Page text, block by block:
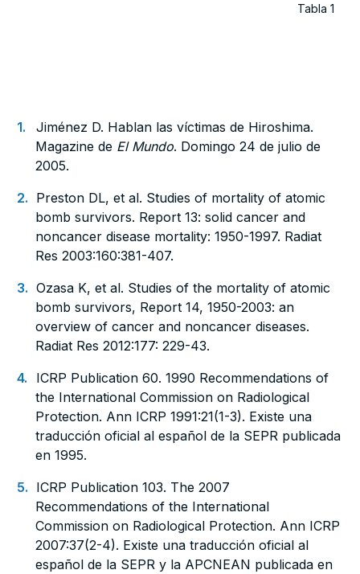
Tabla 1
Jiménez D. Hablan las víctimas de Hiroshima.
Magazine de El Mundo. Domingo 24 de julio de
2005.
Preston DL, et al. Studies of mortality of atomic
bomb survivors. Report 13: solid cancer and
noncancer disease mortality: 1950-1997. Radiat
Res 2003:160:381-407.
Ozasa K, et al. Studies of the mortality of atomic
bomb survivors, Report 14, 1950-2003: an
overview of cancer and noncancer diseases.
Radiat Res 2012:177: 229-43.
ICRP Publication 60. 1990 Recommendations of
the International Commission on Radiological
Protection. Ann ICRP 1991:21(1-3). Existe una
traducción oficial al español de la SEPR publicada
en 1995.
ICRP Publication 103. The 2007
Recommendations of the International
Commission on Radiological Protection. Ann ICRP
2007:37(2-4). Existe una traducción oficial al
español de la SEPR y la APCNEAN publicada en